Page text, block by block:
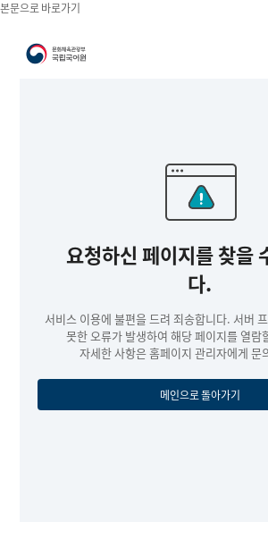
본문으로 바로가기
요청하신 페이지를 찾을
다.
서비스 이용에 불편을 드려 죄송합니다. 서버
못한 오류가 발생하여 해당 페이지를 열람
자세한 사항은 홈페이지 관리자에게 문
메인으로 돌아가기